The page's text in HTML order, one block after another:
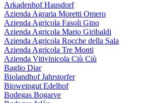
Arkadenhof Hausdorf
Azienda Agraria Moretti Omero
Azienda Agricola Fasoli Gino
Azienda Agricola Mario Giribaldi
Azienda Agricola Rocche della Sala
Azienda Agricola Tre Monti
Azienda Vitivinicola Ciù Ciù
Baglio Diar
Biolandhof Jahrstorfer
Bioweingut Edelhof
Bodegas Bogarve